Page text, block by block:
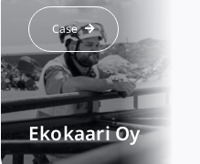
Case
Ekokaari Oy